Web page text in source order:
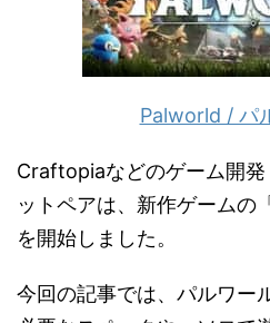
Palworld / パ
Craftopiaなどのゲーム開
ットペアは、新作ゲームの
を開始しました。
今回の記事では、パルワー